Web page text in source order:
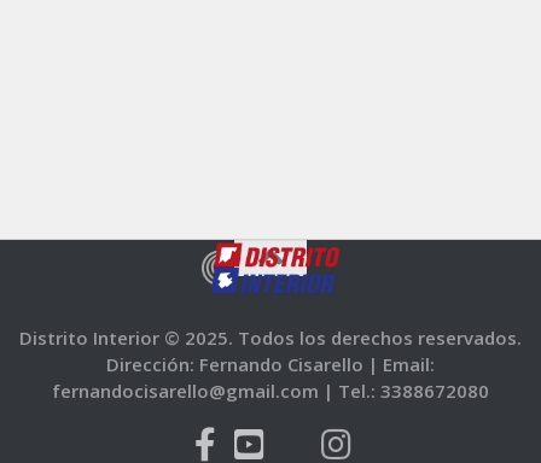
Distrito Interior © 2025. Todos los derechos reservados.
Dirección: Fernando Cisarello | Email:
fernandocisarello@gmail.com | Tel.: 3388672080